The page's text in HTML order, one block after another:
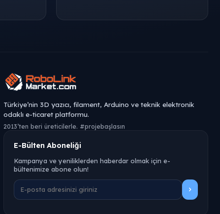
Türkiye’nin 3D yazıcı, filament, Arduino ve teknik elektronik
odaklı e-ticaret platformu.
2013’ten beri üreticilerle. #projebaşlasın
E-Bülten Aboneliği
Kampanya ve yeniliklerden haberdar olmak için e-
bültenimize abone olun!